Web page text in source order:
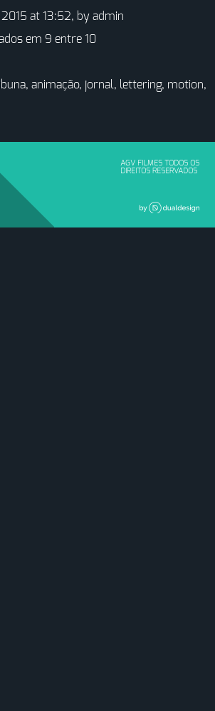
at 13:52, by admin
em 9 entre 10
, animação, jornal, lettering, motion,
AGV FILMES TODOS OS
DIREITOS RESERVADOS